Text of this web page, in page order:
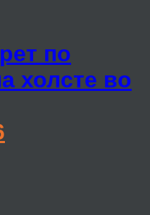
по
холсте во